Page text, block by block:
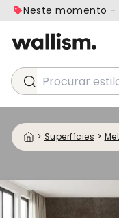
Neste momento -
Procurar estilo,
> Superfícies >